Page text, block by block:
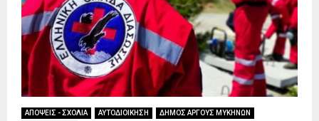
ΑΠΟΨΕΙΣ - ΣΧΟΛΙΑ ΑΥΤΟΔΙΟΙΚΗΣΗ
ΔΗΜΟΣ ΑΡΓΟΥΣ ΜΥΚΗΝΩΝ